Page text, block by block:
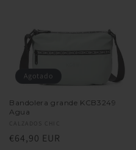
Agotado
Bandolera grande KCB3249
Agua
Proveedor:
CALZADOS CHIC
Precio
€64,90 EUR